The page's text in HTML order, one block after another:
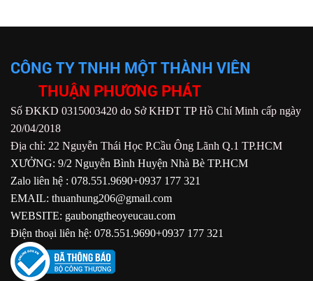
CÔNG TY TNHH MỘT THÀNH VIÊN
THUẬN PHƯƠNG PHÁT
Số ĐKKD 0315003420 do Sở KHĐT TP Hồ Chí Minh cấp ngày
20/04/2018
Địa chỉ: 22 Nguyễn Thái Học P.Cầu Ông Lãnh Q.1 TP.HCM
XƯỞNG: 9/2 Nguyễn Bình Huyện Nhà Bè TP.HCM
Zalo liên hệ : 078.551.9690+0937 177 321
EMAIL: thuanhung206@gmail.com
WEBSITE: gaubongtheoyeucau.com
Điện thoại liên hệ: 078.551.9690+0937 177 321